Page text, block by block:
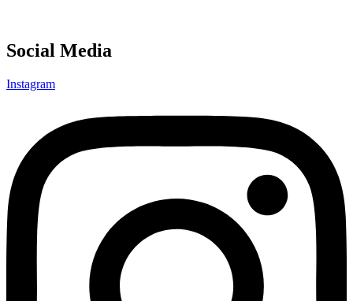
Social Media
Instagram